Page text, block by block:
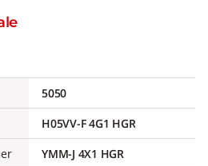
5050
H05VV-F 4G1 HGR
YMM-J 4X1 HGR